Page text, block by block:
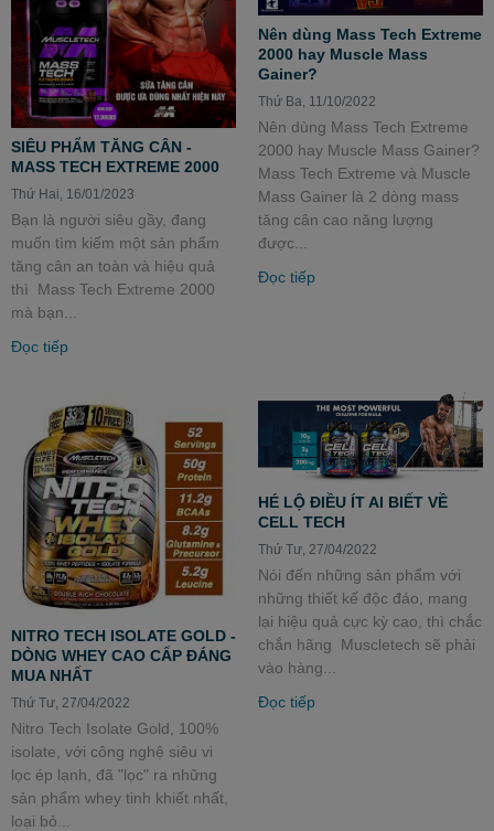
SIÊU PHẨM TĂNG CÂN -
MASS TECH EXTREME 2000
Thứ Hai, 16/01/2023
Bạn là người siêu gầy, đang
muốn tìm kiếm một sản phẩm
tăng cân an toàn và hiệu quả
thì Mass Tech Extreme 2000
mà bạn...
Đọc tiếp
Nên dùng Mass Tech Extreme
2000 hay Muscle Mass
Gainer?
Thứ Ba, 11/10/2022
Nên dùng Mass Tech Extreme
2000 hay Muscle Mass Gainer?
Mass Tech Extreme và Muscle
Mass Gainer là 2 dòng mass
tăng cân cao năng lượng
được...
Đọc tiếp
NITRO TECH ISOLATE GOLD -
DÒNG WHEY CAO CẤP ĐÁNG
MUA NHẤT
Thứ Tư, 27/04/2022
Nitro Tech Isolate Gold, 100%
isolate, với công nghệ siêu vi
lọc ép lạnh, đã "lọc" ra những
sản phẩm whey tinh khiết nhất,
loại bỏ...
HÉ LỘ ĐIỀU ÍT AI BIẾT VỀ
CELL TECH
Thứ Tư, 27/04/2022
Nói đến những sản phẩm với
những thiết kế độc đáo, mang
lại hiệu quả cực kỳ cao, thì chắc
chắn hãng Muscletech sẽ phải
vào hàng...
Đọc tiếp